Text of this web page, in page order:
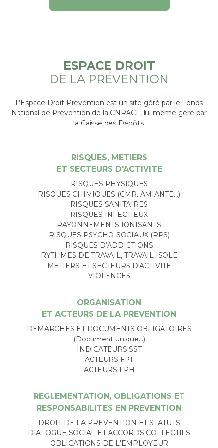
ESPACE DROIT
DE LA PRÉVENTION
L’Espace Droit Prévention est un site géré par le Fonds
National de Prévention de la CNRACL, lui même géré par
la Caisse des Dépôts.
RISQUES, METIERS
ET SECTEURS D'ACTIVITE
RISQUES PHYSIQUES
RISQUES CHIMIQUES (CMR, AMIANTE…)
RISQUES SANITAIRES
RISQUES INFECTIEUX
RAYONNEMENTS IONISANTS
RISQUES PSYCHO-SOCIAUX (RPS)
RISQUES D’ADDICTIONS
RYTHMES DE TRAVAIL, TRAVAIL ISOLE
METIERS ET SECTEURS D'ACTIVITE
VIOLENCES
ORGANISATION
ET ACTEURS DE LA PREVENTION
DEMARCHES ET DOCUMENTS OBLIGATOIRES
(Document unique…)
INDICATEURS SST
ACTEURS FPT
ACTEURS FPH
REGLEMENTATION, OBLIGATIONS ET
RESPONSABILITES EN PREVENTION
DROIT DE LA PREVENTION ET STATUTS
DIALOGUE SOCIAL ET ACCORDS COLLECTIFS
OBLIGATIONS DE L'EMPLOYEUR